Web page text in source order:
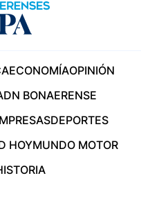
ECONOMÍAOPINIÓN
BONAERENSE
DEPORTES
HOYMUNDO MOTOR